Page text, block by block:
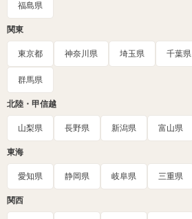
福島県
関東
東京都 神奈川県 埼玉県 千葉県
群馬県
北陸・甲信越
山梨県 長野県 新潟県 富山県
東海
愛知県 静岡県 岐阜県 三重県
関西